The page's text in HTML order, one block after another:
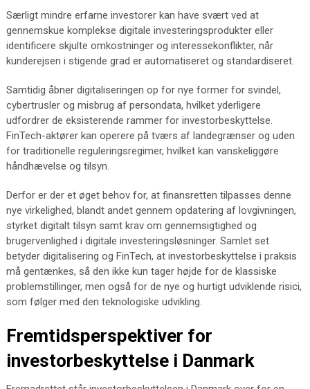
Særligt mindre erfarne investorer kan have svært ved at
gennemskue komplekse digitale investeringsprodukter eller
identificere skjulte omkostninger og interessekonflikter, når
kunderejsen i stigende grad er automatiseret og standardiseret.
Samtidig åbner digitaliseringen op for nye former for svindel,
cybertrusler og misbrug af persondata, hvilket yderligere
udfordrer de eksisterende rammer for investorbeskyttelse.
FinTech-aktører kan operere på tværs af landegrænser og uden
for traditionelle reguleringsregimer, hvilket kan vanskeliggøre
håndhævelse og tilsyn.
Derfor er der et øget behov for, at finansretten tilpasses denne
nye virkelighed, blandt andet gennem opdatering af lovgivningen,
styrket digitalt tilsyn samt krav om gennemsigtighed og
brugervenlighed i digitale investeringsløsninger. Samlet set
betyder digitalisering og FinTech, at investorbeskyttelse i praksis
må gentænkes, så den ikke kun tager højde for de klassiske
problemstillinger, men også for de nye og hurtigt udviklende risici,
som følger med den teknologiske udvikling.
Fremtidsperspektiver for
investorbeskyttelse i Danmark